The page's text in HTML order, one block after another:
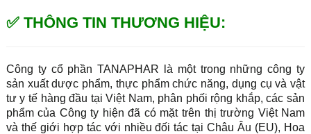
✅ THÔNG TIN THƯƠNG HIỆU:
Công ty cổ phần TANAPHAR là một trong những công ty
sản xuất dược phẩm, thực phẩm chức năng, dụng cụ và vật
tư y tế hàng đầu tại Việt Nam, phân phối rộng khắp, các sản
phẩm của Công ty hiện đã có mặt trên thị trường Việt Nam
và thế giới hợp tác với nhiều đối tác tại Châu Âu (EU), Hoa